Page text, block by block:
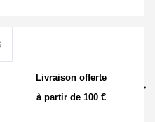
Livraison offerte
à partir de 100 €